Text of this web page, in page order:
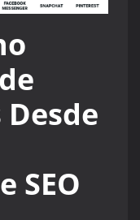
Desde
SEO